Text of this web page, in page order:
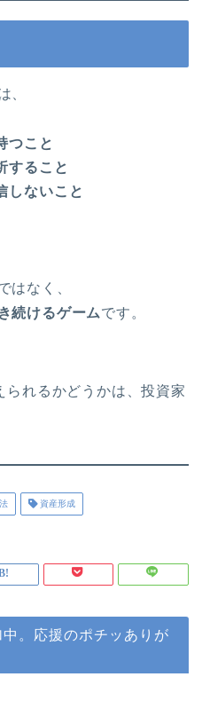
、
つこと
すること
しないこと
はなく、
続けるゲームです。
られるかどうかは、投資家
資産形成
。応援のポチッありが